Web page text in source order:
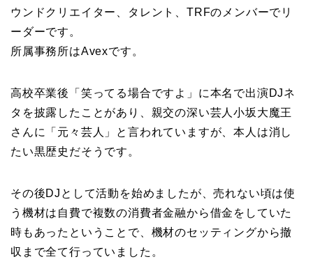
ウンドクリエイター、タレント、TRFのメンバーでリ
ーダーです。
所属事務所はAvexです。
高校卒業後「笑ってる場合ですよ」に本名で出演DJネ
タを披露したことがあり、親交の深い芸人小坂大魔王
さんに「元々芸人」と言われていますが、本人は消し
たい黒歴史だそうです。
その後DJとして活動を始めましたが、売れない頃は使
う機材は自費で複数の消費者金融から借金をしていた
時もあったということで、機材のセッティングから撤
収まで全て行っていました。